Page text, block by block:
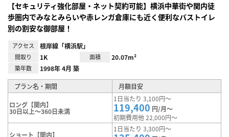
【セキュリティ強化部屋・ネット契約可能】横浜中華街や関内徒
歩圏内でみなとみらいや赤レンガ倉庫にも近く便利なバストイレ
別の割安な御部屋！
アクセス 根岸線「横浜駅」
間取り 1K 面積 20.07m²
築年数 1998年 4月 築
プラン名・期間 月額目安
ロング【関内】
30日以上～360日未満
1日当たり 3,100円～
119,400 円/月～
初期費用他 22,000円～
ショート【関内】
1日当たり 3,300円～